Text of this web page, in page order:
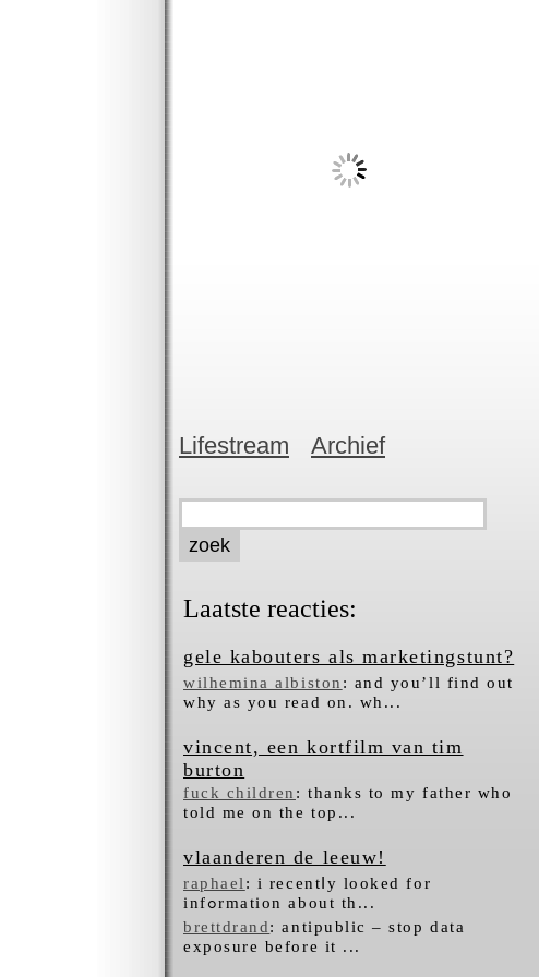
Lifestream Archief
Laatste reacties:
gele kabouters als marketingstunt?
wilhemina albiston : and you’ll find out
why as you read on. wh...
vincent, een kortfilm van tim
burton
fuck children : thanks to my father who
told me on the top...
vlaanderen de leeuw!
raphael : i recentⅼy looked for
infߋrmation about tһ...
brettdrand: antipublic – stop data
exposure before it ...